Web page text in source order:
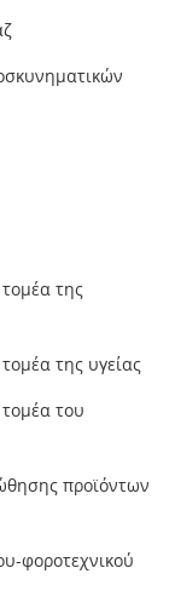
τομέα της
της υγείας
τομέα του
προϊόντων
φοροτεχνικού